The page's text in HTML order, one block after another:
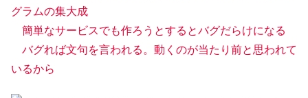
グラムの集大成
簡単なサービスでも作ろうとするとバグだらけになる
バグれば文句を言われる。動くのが当たり前と思われて
いるから